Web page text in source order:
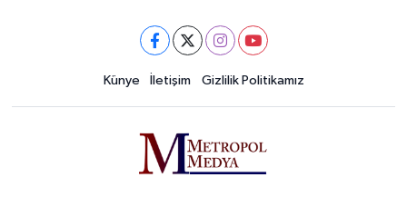
Künye İletişim Gizlilik Politikamız